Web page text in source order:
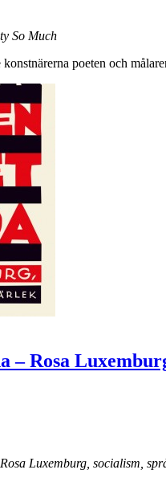
So Much
poeten och
– Rosa
Luxemburg, socialism,